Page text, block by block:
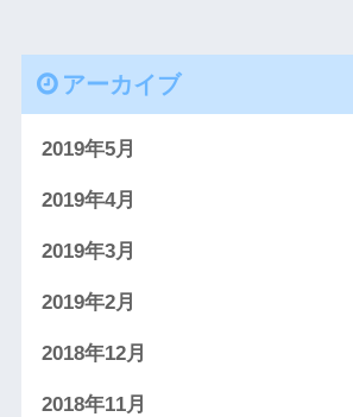
アーカイブ
2019年5月
2019年4月
2019年3月
2019年2月
2018年12月
2018年11月